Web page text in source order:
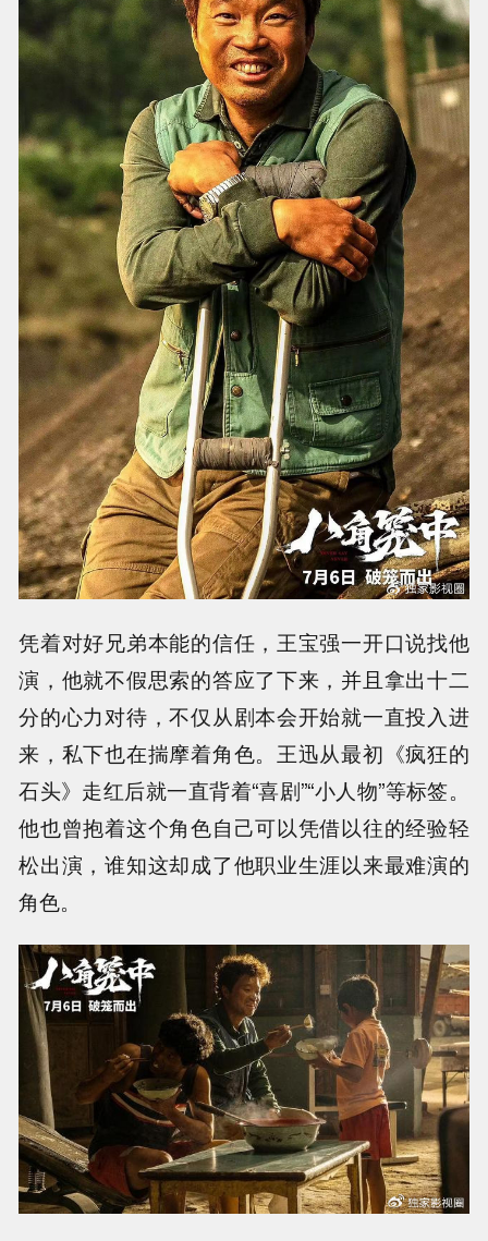
凭着对好兄弟本能的信任，王宝强一开口说找他
演，他就不假思索的答应了下来，并且拿出十二
分的心力对待，不仅从剧本会开始就一直投入进
来，私下也在揣摩着角色。王迅从最初《疯狂的
石头》走红后就一直背着“喜剧”“小人物”等标签。
他也曾抱着这个角色自己可以凭借以往的经验轻
松出演，谁知这却成了他职业生涯以来最难演的
角色。